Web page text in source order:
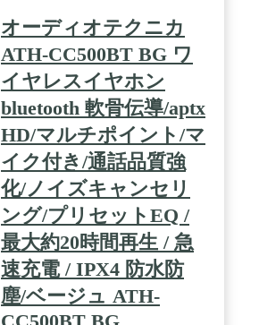
オーディオテクニカ
ATH-CC500BT BG ワ
イヤレスイヤホン
bluetooth 軟骨伝導/aptx
HD/マルチポイント/マ
イク付き/通話品質強
化/ノイズキャンセリ
ング/プリセットEQ /
最大約20時間再生 / 急
速充電 / IPX4 防水防
塵/ベージュ ATH-